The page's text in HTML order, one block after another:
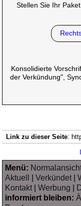
Stellen Sie Ihr
Konsolidierte
der Verkündung",
Link zu dieser Seite:
Menü:
Aktuell
|Verkündet|
Kontakt|Werbung
informiert bleiben: